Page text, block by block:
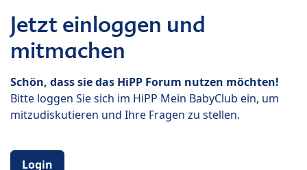
Jetzt einloggen und
mitmachen
Schön, dass sie das HiPP Forum nutzen möchten!
Bitte loggen Sie sich im HiPP Mein BabyClub ein, um
mitzudiskutieren und Ihre Fragen zu stellen.
Login